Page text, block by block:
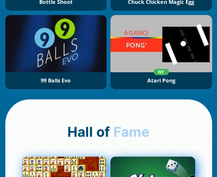
Bottle Shoot Chuck Chicken Magic Egg
99 Balls Evo
NY
Atari Pong
Hall of Fame